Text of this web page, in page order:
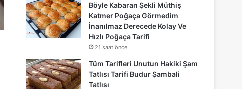
Böyle Kabaran Şekli Müthiş
Katmer Poğaça Görmedim
İnanılmaz Derecede Kolay Ve
Hızlı Poğaça Tarifi
21 saat önce
Tüm Tarifleri Unutun Hakiki Şam
Tatlısı Tarifi Budur Şambali
Tatlısı